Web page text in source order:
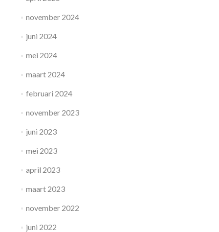
november 2024
juni 2024
mei 2024
maart 2024
februari 2024
november 2023
juni 2023
mei 2023
april 2023
maart 2023
november 2022
juni 2022